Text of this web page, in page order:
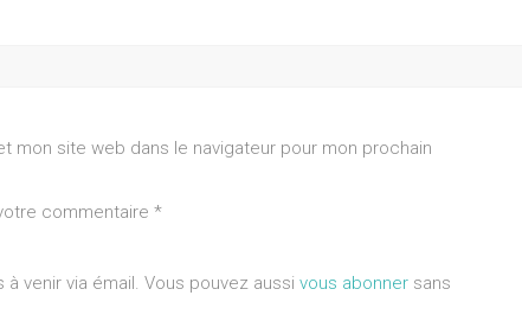
mon site web dans le navigateur pour mon prochain
commentaire *
venir via émail. Vous pouvez aussi vous abonner sans